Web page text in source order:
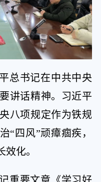
总书记在中共中央
讲话精神。习近平
八项规定作为铁规
“四风”顽瘴痼疾，
化。